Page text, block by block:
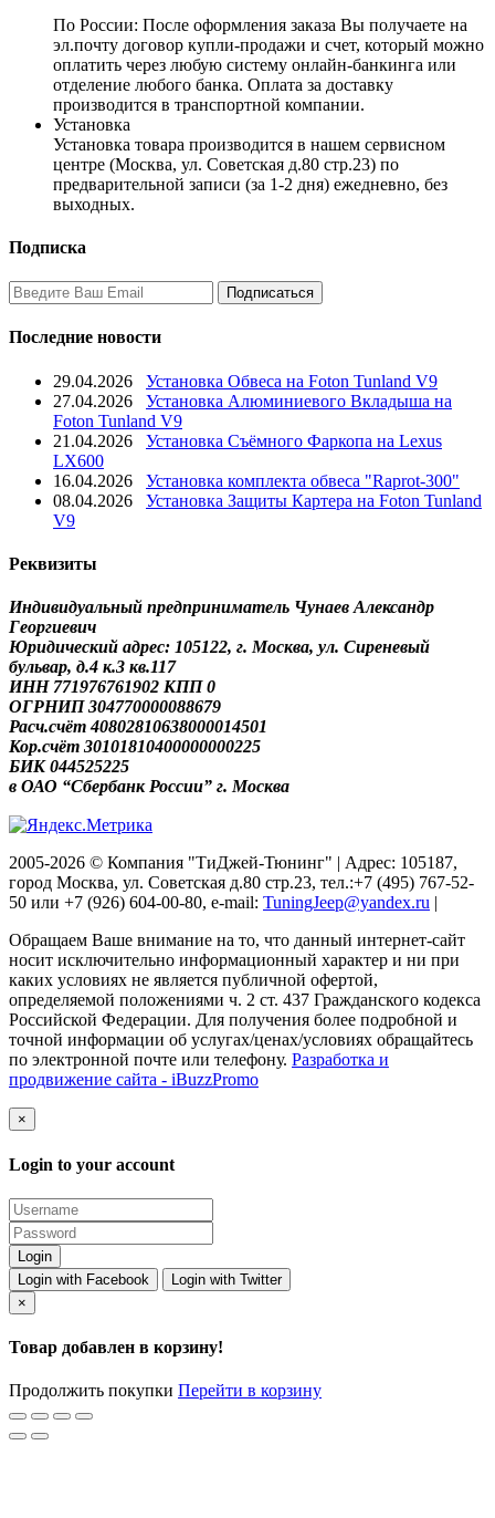
По России: После оформления заказа Вы получаете на
эл.почту договор купли-продажи и счет, который можно
оплатить через любую систему онлайн-банкинга или
отделение любого банка. Оплата за доставку
производится в транспортной компании.
Установка
Установка товара производится в нашем сервисном
центре (Москва, ул. Советская д.80 стр.23) по
предварительной записи (за 1-2 дня) ежедневно, без
выходных.
Подписка
Последние новости
29.04.2026
Установка Обвеса на Foton Tunland V9
27.04.2026
Установка Алюминиевого Вкладыша на
Foton Tunland V9
21.04.2026
Установка Съёмного Фаркопа на Lexus
LX600
16.04.2026
Установка комплекта обвеса "Raprot-300"
08.04.2026
Установка Защиты Картера на Foton Tunland
V9
Реквизиты
Индивидуальный предприниматель Чунаев Александр
Георгиевич
Юридический адрес: 105122, г. Москва, ул. Сиреневый
бульвар, д.4 к.3 кв.117
ИНН 771976761902 КПП 0
ОГРНИП 304770000088679
Расч.счёт 40802810638000014501
Кор.счёт 30101810400000000225
БИК 044525225
в ОАО “Сбербанк России” г. Москва
2005-2026 © Компания "ТиДжей-Тюнинг" | Адрес: 105187,
город Москва, ул. Советская д.80 стр.23, тел.:+7 (495) 767-52-
50 или +7 (926) 604-00-80, e-mail: TuningJeep@yandex.ru |
Обращаем Ваше внимание на то, что данный интернет-сайт
носит исключительно информационный характер и ни при
каких условиях не является публичной офертой,
определяемой положениями ч. 2 ст. 437 Гражданского кодекса
Российской Федерации. Для получения более подробной и
точной информации об услугах/ценах/условиях обращайтесь
по электронной почте или телефону. Разработка и
продвижение сайта - iBuzzPromo
×
Login to your account
Login with Facebook
Login with Twitter
×
Товар добавлен в корзину!
Продолжить покупки Перейти в корзину